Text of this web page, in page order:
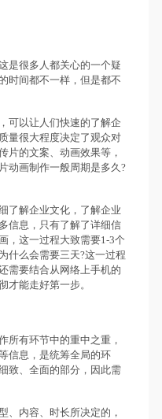
是很多人都关心的一个疑
时间都不一样，但是都不
可以让人们快速的了解企
量很大程度决定了观众对
片的文案、动画效果等，
动画制作一般周期是多久?
了解企业文化，了解企业
信息，只有了解了详细信
，这一过程大致需要1-3个
什么会需要三天?这一过程
需要结合从网络上手机的
才能走好第一步。
所有环节中的重中之重，
信息，是统筹全局的环
致、全面的部分，因此需
、内容、时长所决定的，